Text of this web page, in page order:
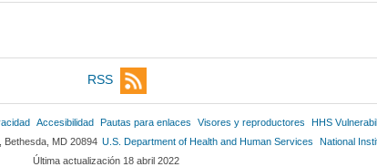
RSS
Accesibilidad Pautas para enlaces Visores y reproductores
HHS
Bethesda, MD 20894 U.S. Department of Health and Human Services
National
Última actualización 18 abril 2022